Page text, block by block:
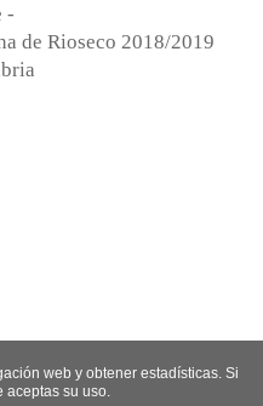
-
de Rioseco 2018/2019
web y obtener estadísticas. Si
aceptas su uso.